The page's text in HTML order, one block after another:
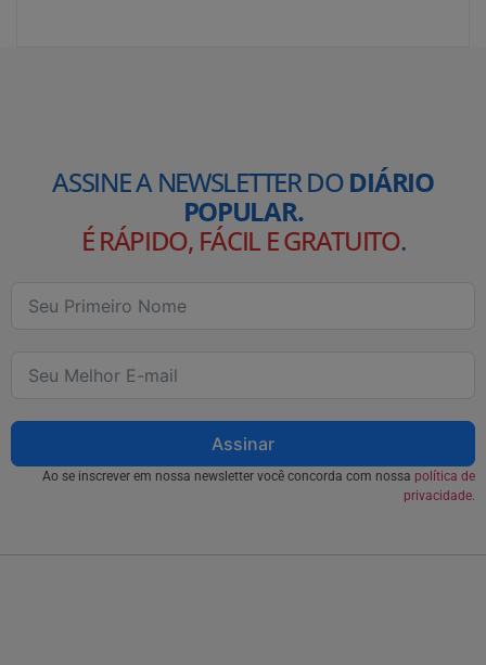
ASSINE A NEWSLETTER DODIÁRIO
POPULAR.
É RÁPIDO, FÁCIL E GRATUITO.
Assinar
Ao se inscrever em nossa newsletter você concorda com nossa política de
privacidade.